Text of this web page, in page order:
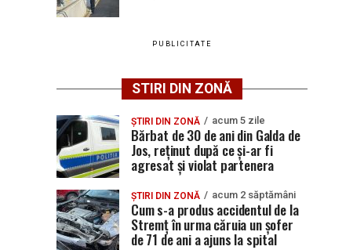
PUBLICITATE
STIRI DIN ZONĂ
ȘTIRI DIN ZONĂ acum 5 zile
Bărbat de 30 de ani din Galda de
Jos, reținut după ce și-ar fi
agresat și violat partenera
ȘTIRI DIN ZONĂ acum 2 săptămâni
Cum s-a produs accidentul de la
Stremț în urma căruia un șofer
de 71 de ani a ajuns la spital